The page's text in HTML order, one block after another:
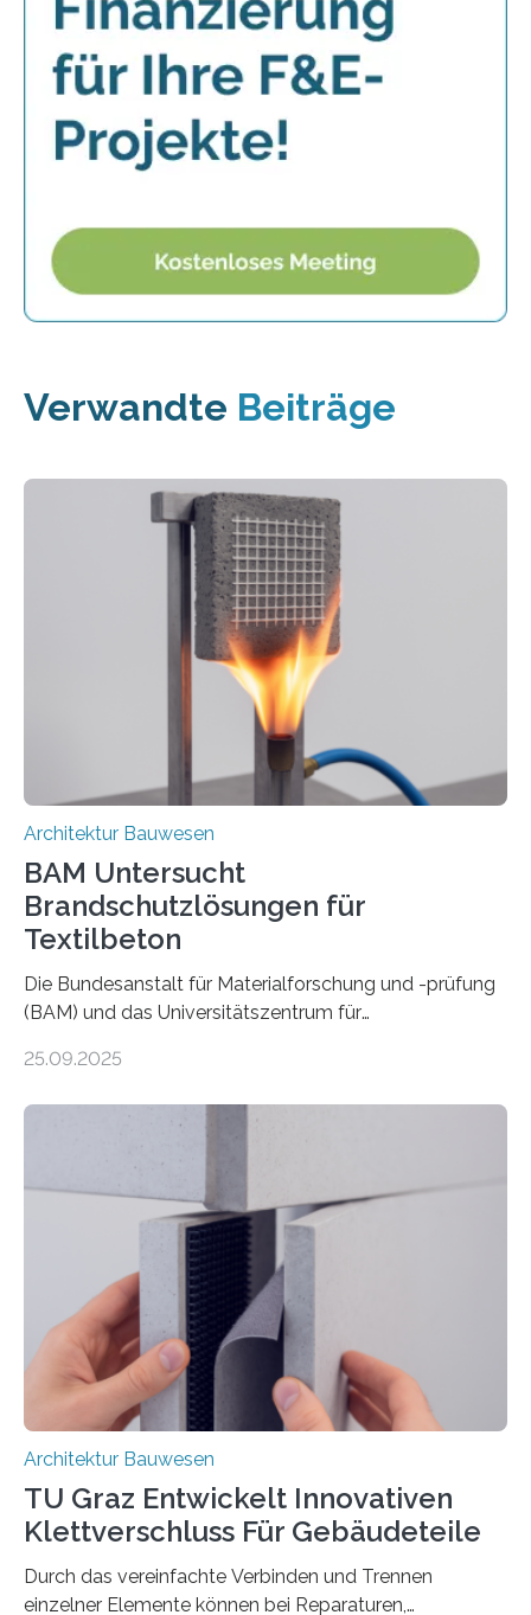
Verwandte Beiträge
Architektur Bauwesen
BAM Untersucht
Brandschutzlösungen für
Textilbeton
Die Bundesanstalt für Materialforschung und -prüfung
(BAM) und das Universitätszentrum für
untersuchen in einem gemeinsamen Forschungsprojekt
Ziel ist es, die Einsatzmöglichkeiten dieses innovativen
Textilbeton ist ein moderner Verbundwerkstoff, der aus
einer feinkörnigen Betonmatrix und einer textilen
Bewehrung besteht – meist aus Carbon-, Glas- oder
Basaltfasern. Anders als herkömmlicher Stahlbeton, bei
dem Stahlstäbe zur…
25.09.2025
Architektur Bauwesen
TU Graz Entwickelt Innovativen
Klettverschluss Für Gebäudeteile
Durch das vereinfachte Verbinden und Trennen
einzelner Elemente können bei Reparaturen,